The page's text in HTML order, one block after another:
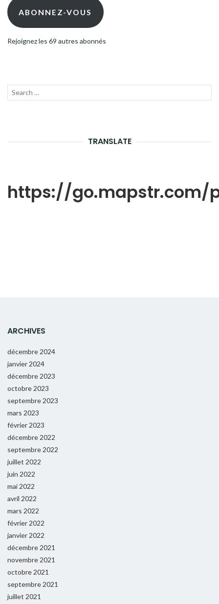
mail ABONNEZ-VOUS
Rejoignez les 69 autres abonnés
Recherche
TRANSLATE
https://go.mapstr.com/
ARCHIVES
décembre 2024
janvier 2024
décembre 2023
octobre 2023
septembre 2023
mars 2023
février 2023
décembre 2022
septembre 2022
juillet 2022
juin 2022
mai 2022
avril 2022
mars 2022
février 2022
janvier 2022
décembre 2021
novembre 2021
octobre 2021
septembre 2021
juillet 2021